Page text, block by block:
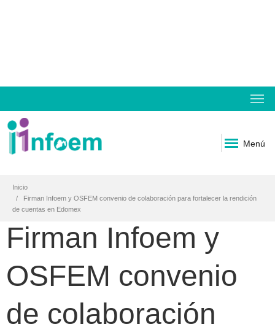
Menú
Inicio
Firman Infoem y OSFEM convenio de colaboración para fortalecer la rendición
de cuentas en Edomex
Firman Infoem y
OSFEM convenio
de colaboración